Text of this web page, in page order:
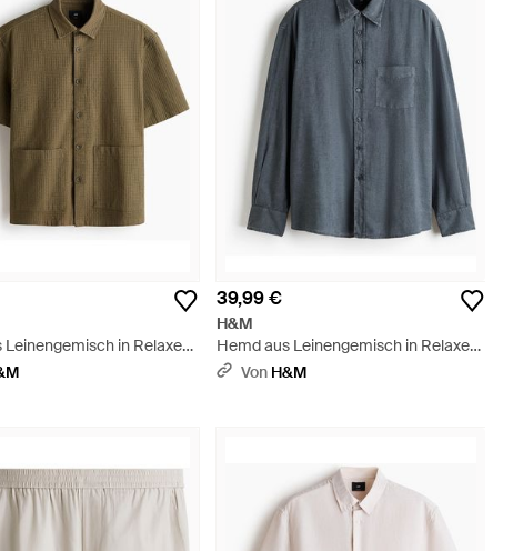
Leinengemisch in Relaxed
39,99 €
H&M
Hemd aus Leinengemisch in Relaxed
Fit - Blau
Von H&M